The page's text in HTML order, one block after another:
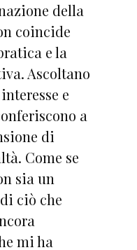
della
coincide
e la
Ascoltano
e
a
di
Come se
sia un
ciò che
mi ha